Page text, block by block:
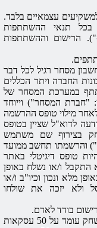
עצמאיים בלבד.
תנאי ההשתתפות
"). הרישום וההשתתפות
מסחר רגיל לכל דבר
החברה ויתר הכללים
במערכת המסחרשל
"חברת המסחר") וייוחד
מילוי טופס ההרשמה
לדוא"ל שציין בטופס
בצירוף שם משתמש
") והרשמתו תחשב ממועד
טופס דיגיטלי באתר
ו/או נשלח באופן
מלא ונכון וכיו"ב ו/או
ולא יזכה את שולחו
בודד לאדם.
לכל חשבון משחק עומד על 50 עסקאות